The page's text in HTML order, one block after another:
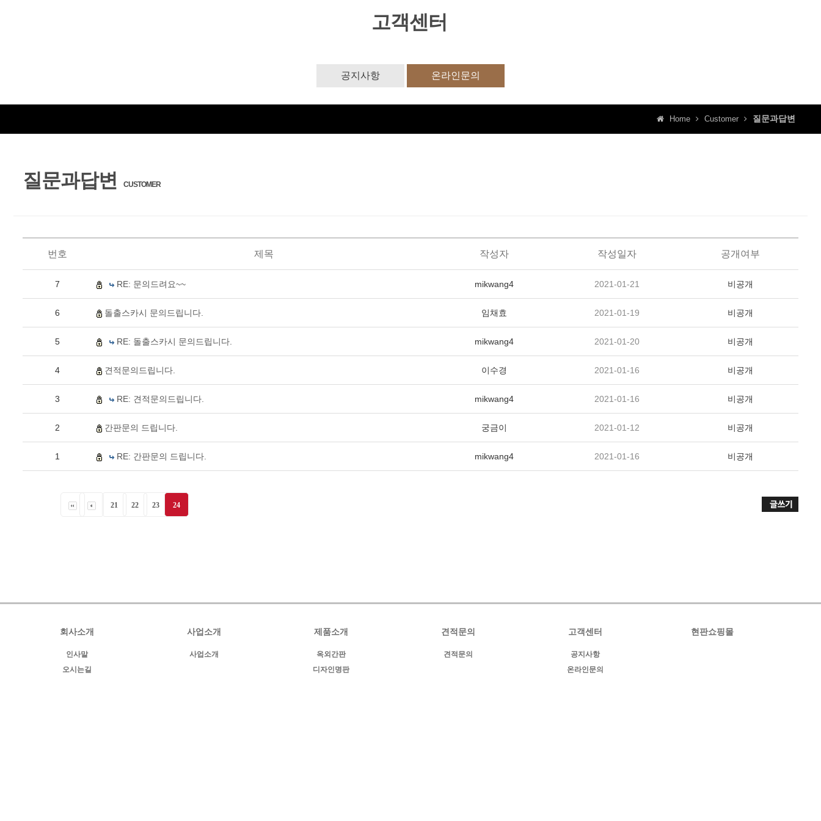
고객센터
공지사항 온라인문의
Home Customer 질문과답변
질문과답변 CUSTOMER
번호 제목 작성자 작성일자 공개여부
7 RE: 문의드려요~~ mikwang4 2021-01-21 비공개
6 돌출스카시 문의드립니다. 임채효 2021-01-19 비공개
5 RE: 돌출스카시 문의드립니다. mikwang4 2021-01-20 비공개
4 견적문의드립니다. 이수경 2021-01-16 비공개
3 RE: 견적문의드립니다. mikwang4 2021-01-16 비공개
2 간판문의 드립니다. 궁금이 2021-01-12 비공개
1 RE: 간판문의 드립니다. mikwang4 2021-01-16 비공개
21 22 23 24
회사소개
인사말
오시는길
사업소개
사업소개
제품소개
옥외간판
디자인명판
견적문의
견적문의
고객센터
공지사항
온라인문의
현판쇼핑몰